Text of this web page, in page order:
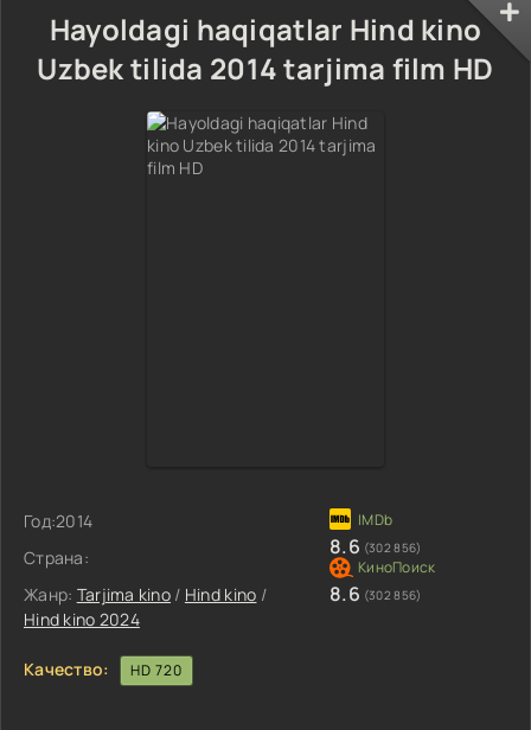
Hayoldagi haqiqatlar Hind kino
Uzbek tilida 2014 tarjima film HD
Год:2014
Страна:
Жанр: Tarjima kino / Hind kino /
Hind kino 2024
8.6 (302 856)
8.6 (302 856)
Качество: HD 720